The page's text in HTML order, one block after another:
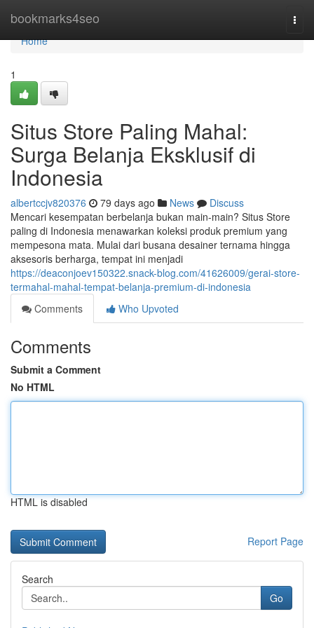
bookmarks4seo
Home
Home
1
Situs Store Paling Mahal:
Surga Belanja Eksklusif di
Indonesia
albertccjv820376 79 days ago News
Discuss
Mencari kesempatan berbelanja bukan main-main? Situs Store
paling di Indonesia menawarkan koleksi produk premium yang
mempesona mata. Mulai dari busana desainer ternama hingga
aksesoris berharga, tempat ini menjadi
https://deaconjoev150322.snack-blog.com/41626009/gerai-store-
termahal-mahal-tempat-belanja-premium-di-indonesia
Comments
Who Upvoted
Comments
Submit a Comment
No HTML
HTML is disabled
Report Page
Search
Go